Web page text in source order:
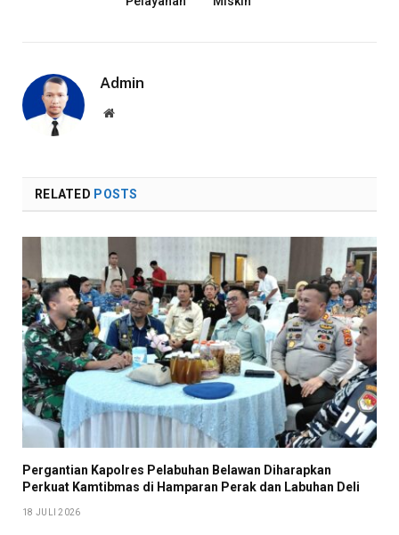
Admin
Website
RELATED POSTS
Pergantian Kapolres Pelabuhan Belawan Diharapkan
Perkuat Kamtibmas di Hamparan Perak dan Labuhan Deli
18 JULI 2026